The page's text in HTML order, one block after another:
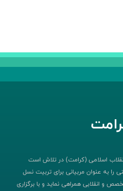
اسلامی (کرامت) در تلاش است
را به عنوان مربیانی برای تربیت نسل
و انقلابی همراهی نماید و با برگزاری